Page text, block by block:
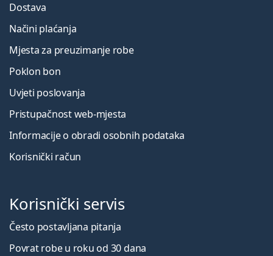
Dostava
Načini plaćanja
Mjesta za preuzimanje robe
Poklon bon
Uvjeti poslovanja
Pristupačnost web-mjesta
Informacije o obradi osobnih podataka
Korisnički račun
Korisnički servis
Često postavljana pitanja
Povrat robe u roku od 30 dana